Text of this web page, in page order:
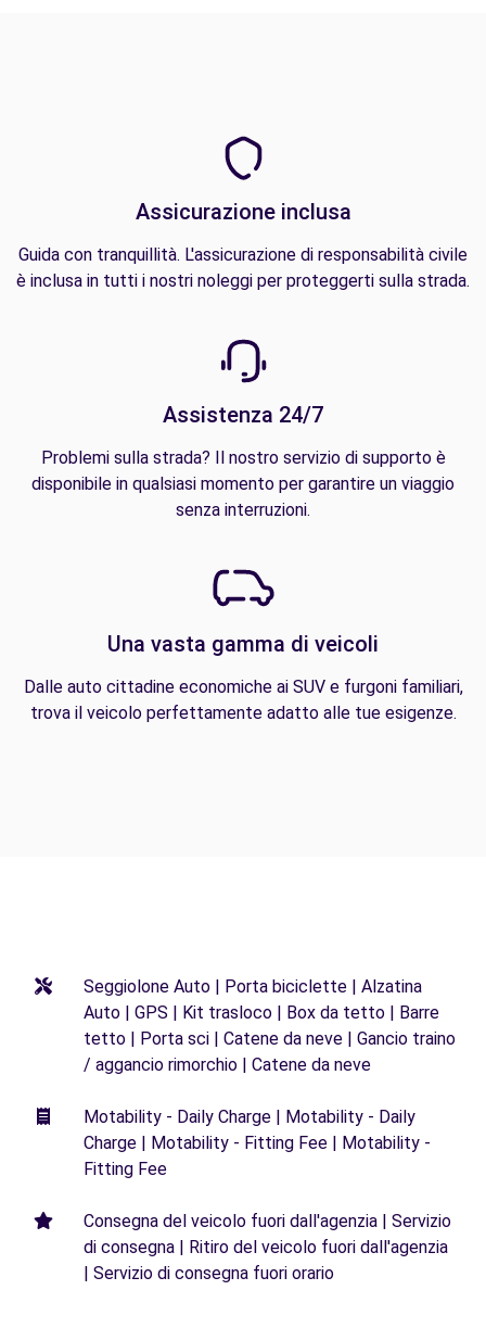
Assicurazione inclusa
Guida con tranquillità. L'assicurazione di responsabilità civile
è inclusa in tutti i nostri noleggi per proteggerti sulla strada.
Assistenza 24/7
Problemi sulla strada? Il nostro servizio di supporto è
disponibile in qualsiasi momento per garantire un viaggio
senza interruzioni.
Una vasta gamma di veicoli
Dalle auto cittadine economiche ai SUV e furgoni familiari,
trova il veicolo perfettamente adatto alle tue esigenze.
Seggiolone Auto | Porta biciclette | Alzatina
Auto | GPS | Kit trasloco | Box da tetto | Barre
tetto | Porta sci | Catene da neve | Gancio traino
/ aggancio rimorchio | Catene da neve
Motability - Daily Charge | Motability - Daily
Charge | Motability - Fitting Fee | Motability -
Fitting Fee
Consegna del veicolo fuori dall'agenzia | Servizio
di consegna | Ritiro del veicolo fuori dall'agenzia
| Servizio di consegna fuori orario